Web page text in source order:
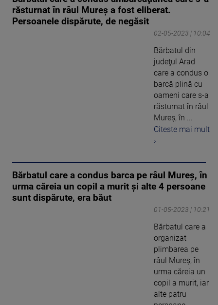
răsturnat în râul Mureş a fost eliberat.
Persoanele dispărute, de negăsit
02-05-2023 | 10:04
Bărbatul din
judeţul Arad
care a condus o
barcă plină cu
oameni care s-a
răsturnat în râul
Mureş, în ...
Citeste mai mult
›
Bărbatul care a condus barca pe râul Mureş, în
urma căreia un copil a murit şi alte 4 persoane
sunt dispărute, era băut
01-05-2023 | 10:21
Bărbatul care a
organizat
plimbarea pe
râul Mureș, în
urma căreia un
copil a murit, iar
alte patru